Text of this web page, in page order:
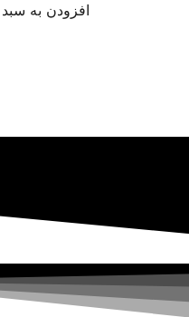
افزودن به